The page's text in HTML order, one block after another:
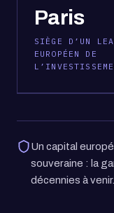
Paris
SIÈGE D’UN
EUROPÉEN DE
Un capital
souveraine : la
décennies à venir.